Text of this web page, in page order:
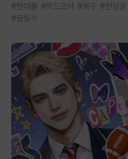
#현대물 #하드코어 #복수 #연상공
#굴림수